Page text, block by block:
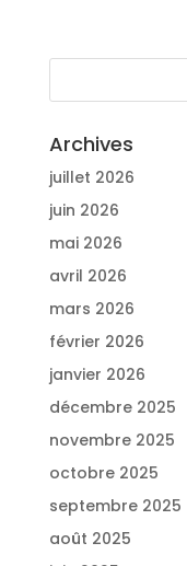
Archives
juillet 2026
juin 2026
mai 2026
avril 2026
mars 2026
février 2026
janvier 2026
décembre 2025
novembre 2025
octobre 2025
septembre 2025
août 2025